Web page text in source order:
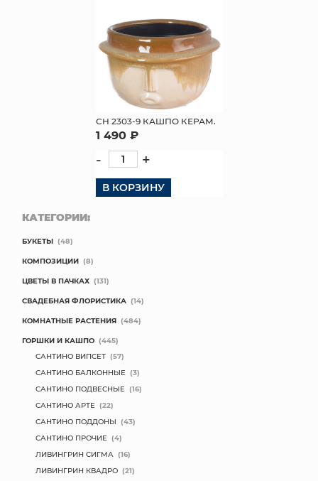
СН 2303-9 КАШПО КЕРАМ.
1 490 ₽
- +
В КОРЗИНУ
КАТЕГОРИИ:
БУКЕТЫ (48)
КОМПОЗИЦИИ (8)
ЦВЕТЫ В ПАЧКАХ (131)
СВАДЕБНАЯ ФЛОРИСТИКА (14)
КОМНАТНЫЕ РАСТЕНИЯ (484)
ГОРШКИ И КАШПО (445)
САНТИНО ВИПСЕТ (57)
САНТИНО БАЛКОННЫЕ (3)
САНТИНО ПОДВЕСНЫЕ (16)
САНТИНО АРТЕ (22)
САНТИНО ПОДДОНЫ (43)
САНТИНО ПРОЧИЕ (4)
ЛИВИНГРИН СИГМА (16)
ЛИВИНГРИН КВАДРО (21)